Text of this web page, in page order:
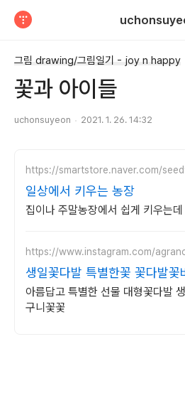
그림 drawing/그림일기 - joy n happy
꽃과 아이들
uchonsuyeon 2021. 1. 26. 14:32
https://smartstore.naver.com/
일상에서 키우는 농장
집이나 주말농장에서 쉽게 키우는
https://www.instagram.com/
생일꽃다발 특별한꽃 꽃다발꽃
꽃클래스상시모집
아름답고 특별한 선물 대형꽃다발
구니꽃꽃